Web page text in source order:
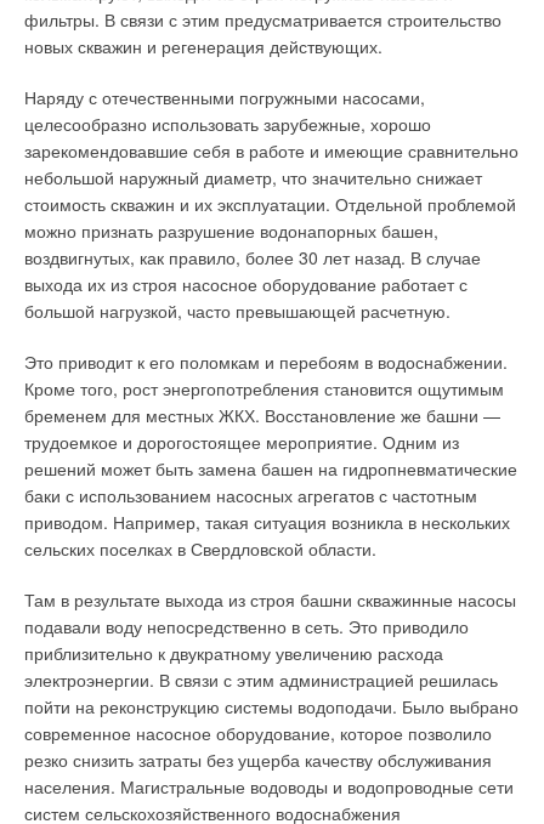
фильтры. В связи с этим предусматривается строительство
новых скважин и регенерация действующих.
Наряду с отечественными погружными насосами,
целесообразно использовать зарубежные, хорошо
зарекомендовавшие себя в работе и имеющие сравнительно
небольшой наружный диаметр, что значительно снижает
стоимость скважин и их эксплуатации. Отдельной проблемой
можно признать разрушение водонапорных башен,
воздвигнутых, как правило, более 30 лет назад. В случае
выхода их из строя насосное оборудование работает с
большой нагрузкой, часто превышающей расчетную.
Это приводит к его поломкам и перебоям в водоснабжении.
Кроме того, рост энергопотребления становится ощутимым
бременем для местных ЖКХ. Восстановление же башни —
трудоемкое и дорогостоящее мероприятие. Одним из
решений может быть замена башен на гидропневматические
баки с использованием насосных агрегатов с частотным
приводом. Например, такая ситуация возникла в нескольких
сельских поселках в Свердловской области.
Там в результате выхода из строя башни скважинные насосы
подавали воду непосредственно в сеть. Это приводило
приблизительно к двукратному увеличению расхода
электроэнергии. В связи с этим администрацией решилась
пойти на реконструкцию системы водоподачи. Было выбрано
современное насосное оборудование, которое позволило
резко снизить затраты без ущерба качеству обслуживания
населения. Магистральные водоводы и водопроводные сети
систем сельскохозяйственного водоснабжения
перевооружение, автоматизация и введение мер по энергои
ресурсосбережению.
В числе мер, рекомендованных НИИ коммунального
водоснабжения и очистки воды (НИИ КВОВ), для
осуществления этой концепции предлагается, в частности,
обратить особое внимание на обеспечение безопасности
объектов водного хозяйства (ВХ) и на использование
передовых методов очистки и обеззараживания воды для
бытового и промышленного потребления. Согласуются они и
с позицией Комитета ООН по водным ресурсам, который
предложил снизить забор воды из возобновляемых
частично обеспечивать путем рециркуляции.
Как известно, для различных целей требуется разная
степень очистки воды. Общим, однако, здесь является ряд
параметров, таких как отсутствие нерастворимых частиц,
коррозионной активности и вредных химических примесей.
Для первичной очистки добытой воды и стоков используют
аэрацию и механическую фильтрацию, для более полной
Особенную важность при этом приобретает проблема
эффективного обеззараживания получаемой воды,
поскольку именно это определяет пригодность ее для
использования в быту. Наиболее известные и
распространенные способы обеззараживания — это
комплексное физико-химическое воздействие на воду с
целью изменения ее состава для достижения некоего
стандарта. На сегодняшний день наибольшее
дымовые газы, а вода омывает трубы снаружи.
В водотрубных, наоборот, внутри труб движется вода и
пароводяная смесь, а дымовые газы омывают трубы
снаружи. В результате этого процесса происходит выработка
пара. По принципу движения воды пароводяной смеси
парогенераторы подразделяется на агрегаты с естественной
и с принудительной циркуляцией. Последние
подразделяются на прямоточные и с многократно-
принудительной циркуляцией (беструбные).
Среди парогенераторов малой мощности есть котлы
классических жаротрубной и водотрубной конструкций, но
самые распространенные — прямоточные и так называемые
беструбные (tubeless). В прямоточных парогенераторах
питательный насос подает воду в змеевик, размещенный в
камере сгорания. Полное испарение происходит за один
проход воды через змеевик. Их основное достоинство —
возможность получения пара высокого (до 22,1 МПа)
давления и относительно небольшие габариты.
Конструкция змеевика обеспечивает эффективное
использование поверхности теплообмена, а во время
работы требует минимального количества воды, что
исключает возможность взрыва парогенератора. Труба
змеевика спроектирована таким образом, что обеспечивает
турбулентный продув дымовых газов через змеевик. По
конструкции беструбный парогенератор напоминает
жаротрубный двухходовой котел.
Однако при втором проходе продукты сгорания в нем